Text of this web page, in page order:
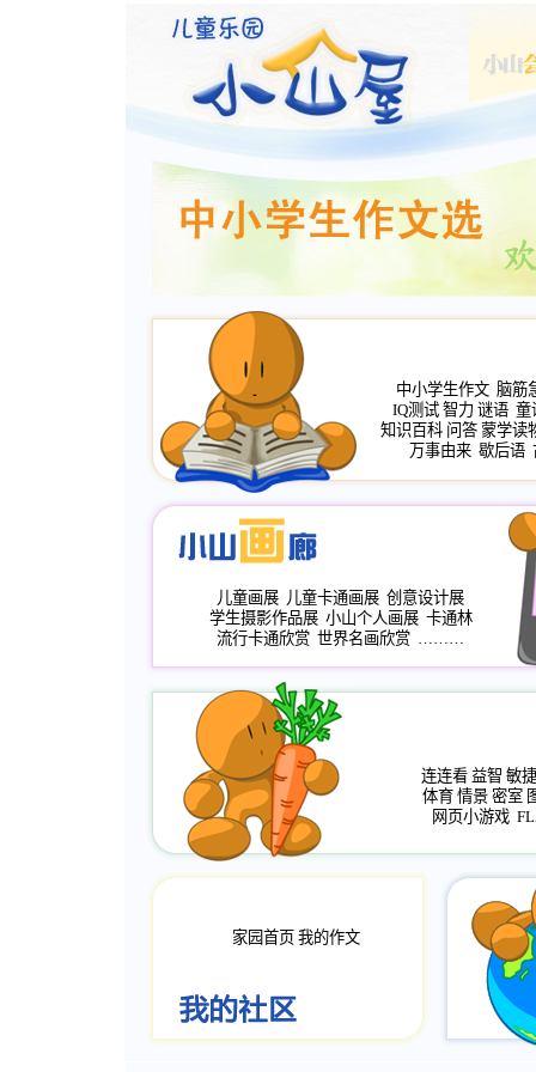
中小学生作文 脑筋
IQ测试 智力 谜语 童
知识百科 问答 蒙学读
万事由来 歇后语
儿童画展 儿童卡通画展 创意设计展
学生摄影作品展 小山个人画展 卡通林
流行卡通欣赏 世界名画欣赏 ………
连连看 益智 敏捷
体育 情景 密室
网页小游戏
家园首页 我的作文